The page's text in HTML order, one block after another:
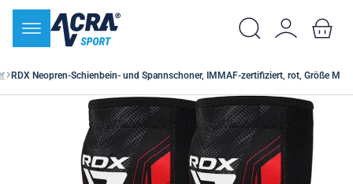
RDX Neopren-Schienbein- und Spannschoner, IMMAF-zertifiziert, rot, Größe M